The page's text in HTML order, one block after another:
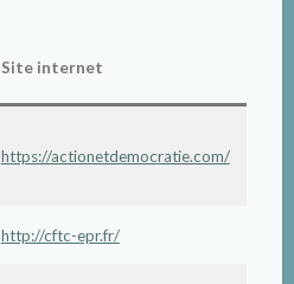
Site internet
https://actionetdemocratie.com/
http://cftc-epr.fr/